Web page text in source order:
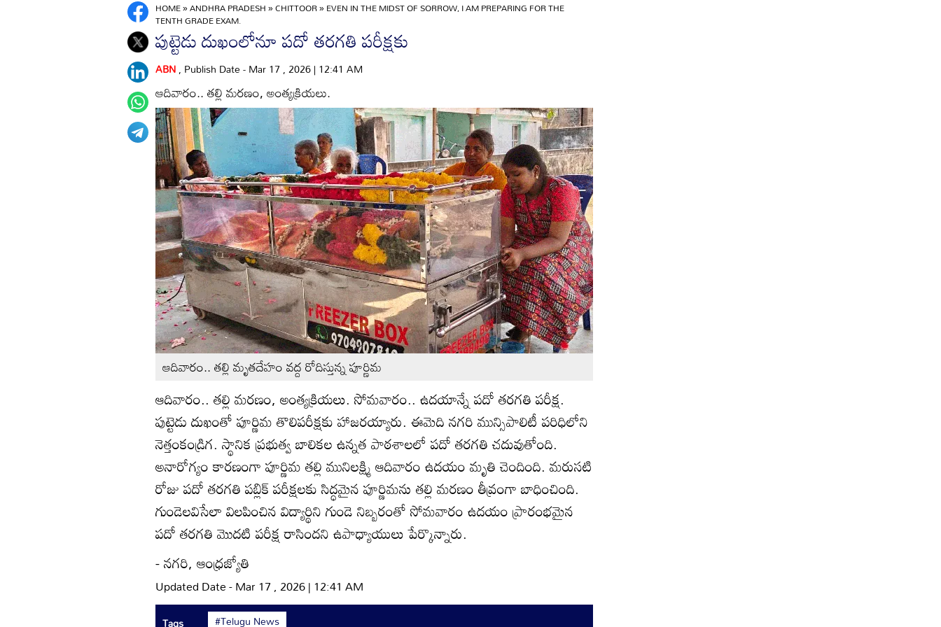
HOME»ANDHRA PRADESH»CHITTOOR»EVEN IN THE MIDST OF SORROW, I AM PREPARING FOR THE
TENTH GRADE EXAM.
పుట్టెడు దుఖంలోనూ పదో తరగతి పరీక్షకు
ABN, Publish Date - Mar 17 , 2026 | 12:41 AM
ఆదివారం.. తల్లి మరణం, అంత్యక్రియలు.
ఆదివారం.. తల్లి మృతదేహం వద్ద రోదిస్తున్న పూర్ణిమ
ఆదివారం.. తల్లి మరణం, అంత్యక్రియలు. సోమవారం.. ఉదయాన్నే పదో తరగతి పరీక్ష.
పుట్టెడు దుఖంతో పూర్ణిమ తొలిపరీక్షకు హాజరయ్యారు. ఈమెది నగరి మున్సిపాలిటీ పరిధిలోని
నెత్తంకండ్రిగ. స్థానిక ప్రభుత్వ బాలికల ఉన్నత పాఠశాలలో పదో తరగతి చదువుతోంది.
అనారోగ్యం కారణంగా పూర్ణిమ తల్లి మునిలక్ష్మి ఆదివారం ఉదయం మృతి చెందింది. మరుసటి
రోజు పదో తరగతి పబ్లిక్‌ పరీక్షలకు సిద్ధమైన పూర్ణిమను తల్లి మరణం తీవ్రంగా బాధించింది.
గుండెలవిసేలా విలపించిన విద్యార్థిని గుండె నిబ్బరంతో సోమవారం ఉదయం ప్రారంభమైన
పదో తరగతి మొదటి పరీక్ష రాసిందని ఉపాధ్యాయులు పేర్కొన్నారు.
- నగరి, ఆంధ్రజ్యోతి
Updated Date - Mar 17 , 2026 | 12:41 AM
Tags #Telugu News